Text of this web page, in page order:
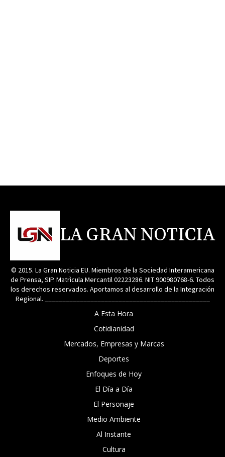
LA GRAN NOTICIA
© 2015. La Gran Noticia EU. Miembros de la Sociedad Interamericana
de Prensa, SIP. Matrìcula Mercantil 02223286. NIT 900980768-6. Todos
los derechos reservados. Aportamos al desarrollo de la Integración
Regional. _______________________________________________
A Esta Hora
Cotidianidad
Mercados, Empresas y Marcas
Deportes
Enfoques de Hoy
El Día a Día
El Personaje
Medio Ambiente
Al Instante
Cultura